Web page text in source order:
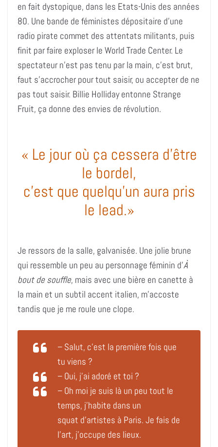
en fait dystopique, dans les Etats-Unis des années
80. Une bande de féministes dépositaire d’une
radio pirate commet des attentats militants, puis
finit par faire exploser le World Trade Center. Le
spectateur n’est pas tenu par la main, c’est brut,
faut s’accrocher pour tout saisir, ou accepter de ne
pas tout saisir. Billie Holliday entonne Strange
Fruit, ça donne des envies de révolution.
« Le jour où ça cessera d’être
le bordel,
c’est que quelqu’un aura pris
le lead.»
Je ressors de la salle, galvanisée. Une jolie brune
qui ressemble un peu au personnage féminin d’À
bout de souffle, mais avec une bière en canette à
la main et un subtil accent italien, m’accoste
tandis que je me roule une clope.
– Salut, c’est la première fois que
tu viens ?
– Oui, j’ai adoré et toi ?
– Oh moi je suis là un peu tout le
temps, j’habite dans un
squat d’artistes à Paris. Je fais de
l’art, j’occupe des lieux.